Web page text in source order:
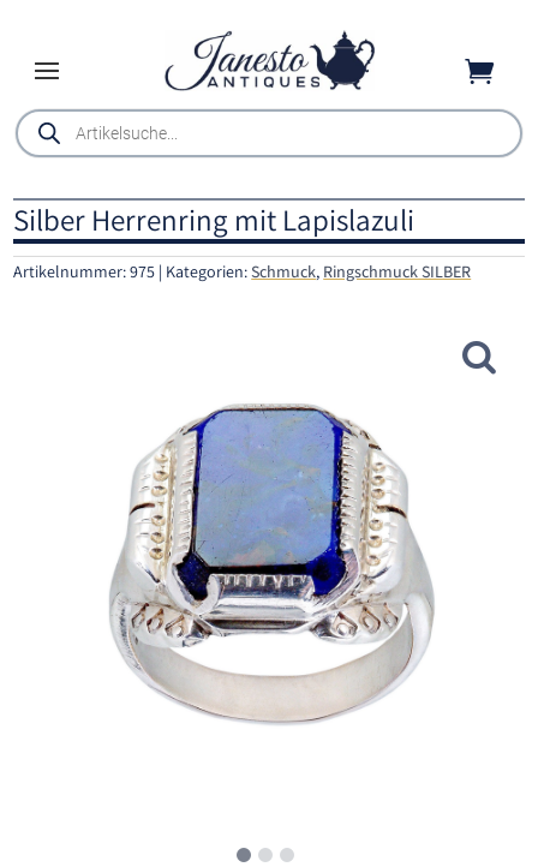

Products
search
Silber Herrenring mit Lapislazuli
Artikelnummer:975 Kategorien:Schmuck, Ringschmuck SILBER